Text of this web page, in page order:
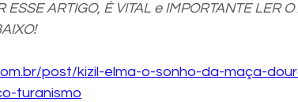
ARTIGO, É VITAL e IMPORTANTE LER
post/kizil-elma-o-sonho-da-maça-
turanismo